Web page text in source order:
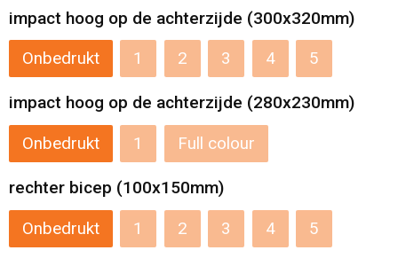
impact hoog op de achterzijde (300x320mm)
Onbedrukt 1 2 3 4 5
impact hoog op de achterzijde (280x230mm)
Onbedrukt 1 Full colour
rechter bicep (100x150mm)
Onbedrukt 1 2 3 4 5